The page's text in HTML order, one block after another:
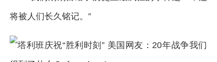
将被人们长久铭记。”